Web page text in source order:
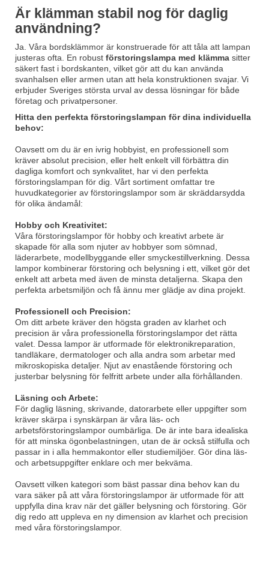
Är klämman stabil nog för daglig
användning?
Ja. Våra bordsklämmor är konstruerade för att tåla att lampan
justeras ofta. En robust förstoringslampa med klämma sitter
säkert fast i bordskanten, vilket gör att du kan använda
svanhalsen eller armen utan att hela konstruktionen svajar. Vi
erbjuder Sveriges största urval av dessa lösningar för både
företag och privatpersoner.
Hitta den perfekta förstoringslampan för dina individuella
behov:
Oavsett om du är en ivrig hobbyist, en professionell som
kräver absolut precision, eller helt enkelt vill förbättra din
dagliga komfort och synkvalitet, har vi den perfekta
förstoringslampan för dig. Vårt sortiment omfattar tre
huvudkategorier av förstoringslampor som är skräddarsydda
för olika ändamål:
Hobby och Kreativitet:
Våra förstoringslampor för hobby och kreativt arbete är
skapade för alla som njuter av hobbyer som sömnad,
läderarbete, modellbyggande eller smyckestillverkning. Dessa
lampor kombinerar förstoring och belysning i ett, vilket gör det
enkelt att arbeta med även de minsta detaljerna. Skapa den
perfekta arbetsmiljön och få ännu mer glädje av dina projekt.
Professionell och Precision:
Om ditt arbete kräver den högsta graden av klarhet och
precision är våra professionella förstoringslampor det rätta
valet. Dessa lampor är utformade för elektronikreparation,
tandläkare, dermatologer och alla andra som arbetar med
mikroskopiska detaljer. Njut av enastående förstoring och
justerbar belysning för felfritt arbete under alla förhållanden.
Läsning och Arbete:
För daglig läsning, skrivande, datorarbete eller uppgifter som
kräver skärpa i synskärpan är våra läs- och
arbetsförstoringslampor oumbärliga. De är inte bara idealiska
för att minska ögonbelastningen, utan de är också stilfulla och
passar in i alla hemmakontor eller studiemiljöer. Gör dina läs-
och arbetsuppgifter enklare och mer bekväma.
Oavsett vilken kategori som bäst passar dina behov kan du
vara säker på att våra förstoringslampor är utformade för att
uppfylla dina krav när det gäller belysning och förstoring. Gör
dig redo att uppleva en ny dimension av klarhet och precision
med våra förstoringslampor.